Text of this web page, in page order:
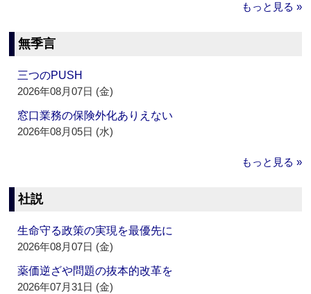
もっと見る »
無季言
三つのPUSH
2026年08月07日 (金)
窓口業務の保険外化ありえない
2026年08月05日 (水)
もっと見る »
社説
生命守る政策の実現を最優先に
2026年08月07日 (金)
薬価逆ざや問題の抜本的改革を
2026年07月31日 (金)